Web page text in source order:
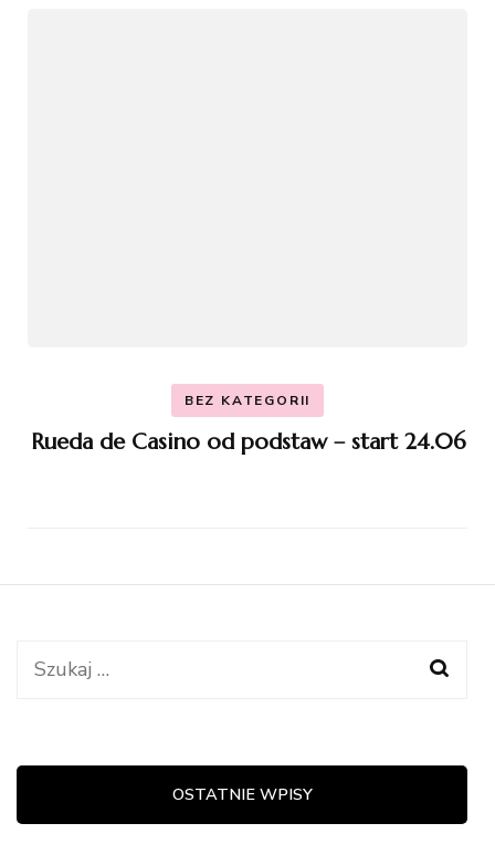
BEZ KATEGORII
Rueda de Casino od podstaw – start 24.06
Szukaj:
OSTATNIE WPISY